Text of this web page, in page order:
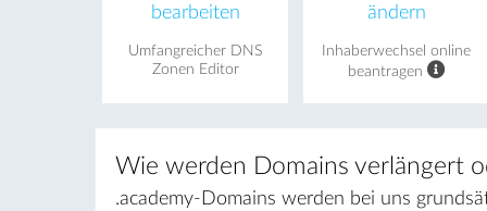
bearbeiten
Umfangreicher DNS
Zonen Editor
ändern
Inhaberwechsel online
beantragen
Wie werden Domains verlängert
.academy-Domains werden bei uns